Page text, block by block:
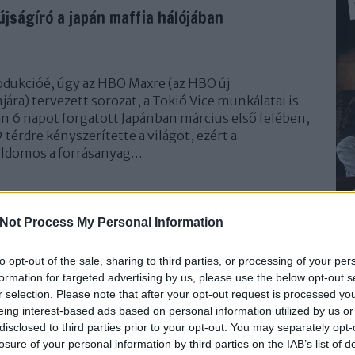
Process My Personal Information
opt-out of the sale, sharing to third parties, or processing of your
for targeted advertising by us, please use the below opt-out
selection. Please note that after your opt-out request is processed
interest-based ads based on personal information utilized by us
to third parties prior to your opt-out. You may separately
of your personal information by third parties on the IAB’s list of
a japán maffia hálójában
úgy az HBO Maxre (az HBO új
tervezett sorozat, a Tokió Vice munkálatai is
6 napot forgatott Japánban március első felében,
térdre kényszerítette a világot, ezért a
a forrásanyag…
TOVÁBB
komment
krimi
japán életrajzi könyvkritika